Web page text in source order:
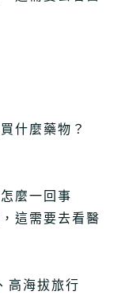
什麼藥物？
麼一回事
這需要去看醫
高海拔旅行